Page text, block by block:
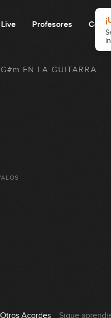
Live Profesores Cómo
G#m EN LA GUITARRA
Otros Acordes Sigue